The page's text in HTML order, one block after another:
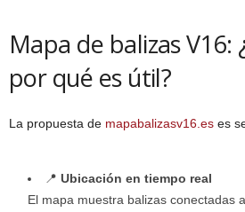
Mapa de balizas V16:
por qué es útil?
La propuesta de mapabalizasv16.es es
📍 Ubicación en tiempo real
El mapa muestra balizas conectadas